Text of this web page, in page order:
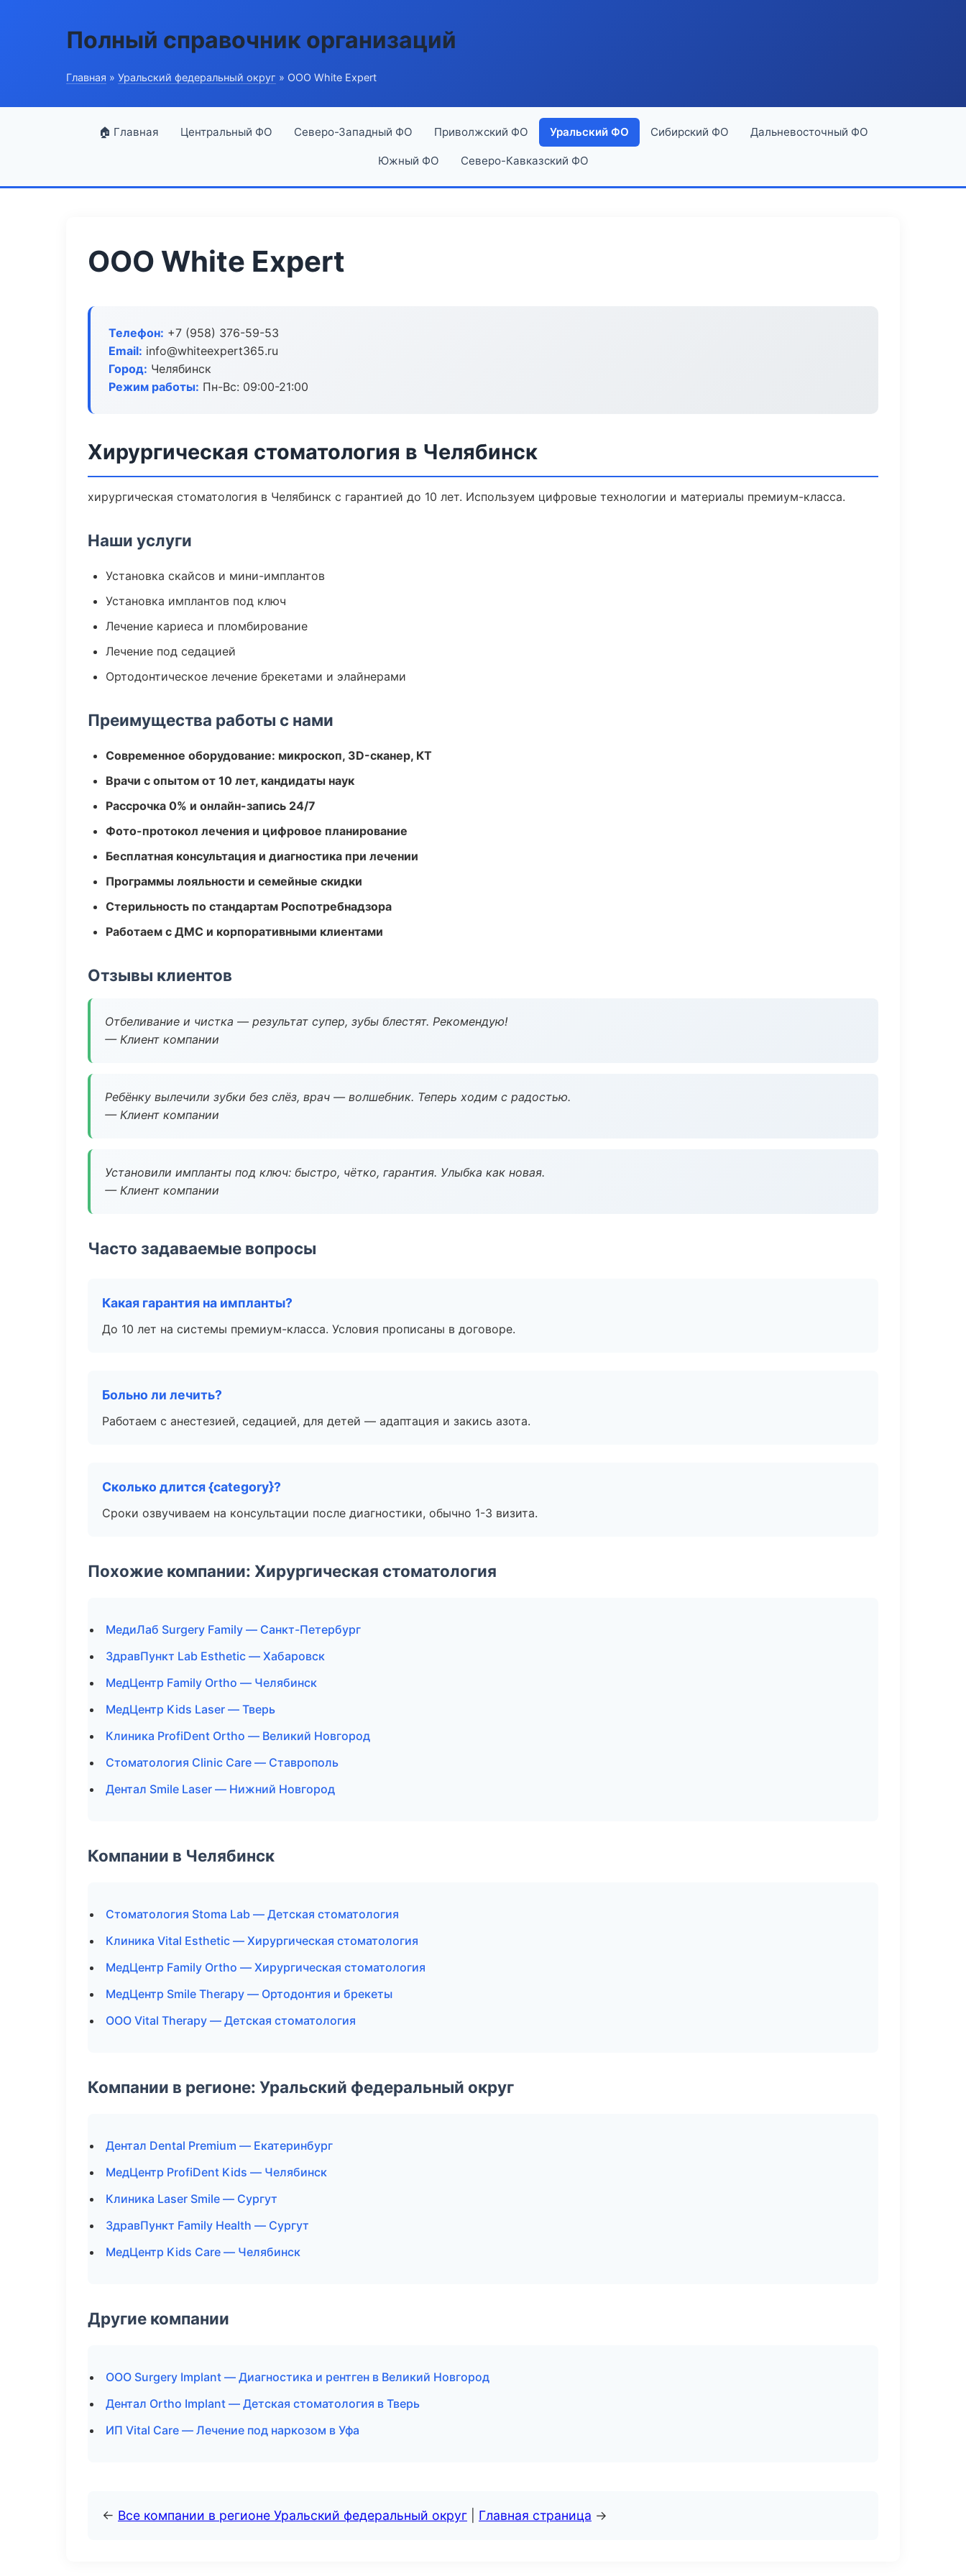
Полный справочник организаций
Главная » Уральский федеральный округ » ООО White Expert
🏠 Главная Центральный ФО Северо-Западный ФО Приволжский ФО Уральский ФО Сибирский ФО Дальневосточный ФО
Южный ФО Северо-Кавказский ФО
ООО White Expert
Телефон: +7 (958) 376-59-53
Email: info@whiteexpert365.ru
Город: Челябинск
Режим работы: Пн-Вс: 09:00-21:00
Хирургическая стоматология в Челябинск
хирургическая стоматология в Челябинск с гарантией до 10 лет. Используем цифровые технологии и материалы премиум-класса.
Наши услуги
Установка скайсов и мини-имплантов
Установка имплантов под ключ
Лечение кариеса и пломбирование
Лечение под седацией
Ортодонтическое лечение брекетами и элайнерами
Преимущества работы с нами
Современное оборудование: микроскоп, 3D-сканер, КТ
Врачи с опытом от 10 лет, кандидаты наук
Рассрочка 0% и онлайн-запись 24/7
Фото-протокол лечения и цифровое планирование
Бесплатная консультация и диагностика при лечении
Программы лояльности и семейные скидки
Стерильность по стандартам Роспотребнадзора
Работаем с ДМС и корпоративными клиентами
Отзывы клиентов
Отбеливание и чистка — результат супер, зубы блестят. Рекомендую!
— Клиент компании
Ребёнку вылечили зубки без слёз, врач — волшебник. Теперь ходим с радостью.
— Клиент компании
Установили импланты под ключ: быстро, чётко, гарантия. Улыбка как новая.
— Клиент компании
Часто задаваемые вопросы
Какая гарантия на импланты?
До 10 лет на системы премиум-класса. Условия прописаны в договоре.
Больно ли лечить?
Работаем с анестезией, седацией, для детей — адаптация и закись азота.
Сколько длится {category}?
Сроки озвучиваем на консультации после диагностики, обычно 1-3 визита.
Похожие компании: Хирургическая стоматология
МедиЛаб Surgery Family — Санкт-Петербург
ЗдравПункт Lab Esthetic — Хабаровск
МедЦентр Family Ortho — Челябинск
МедЦентр Kids Laser — Тверь
Клиника ProfiDent Ortho — Великий Новгород
Стоматология Clinic Care — Ставрополь
Дентал Smile Laser — Нижний Новгород
Компании в Челябинск
Стоматология Stoma Lab — Детская стоматология
Клиника Vital Esthetic — Хирургическая стоматология
МедЦентр Family Ortho — Хирургическая стоматология
МедЦентр Smile Therapy — Ортодонтия и брекеты
ООО Vital Therapy — Детская стоматология
Компании в регионе: Уральский федеральный округ
Дентал Dental Premium — Екатеринбург
МедЦентр ProfiDent Kids — Челябинск
Клиника Laser Smile — Сургут
ЗдравПункт Family Health — Сургут
МедЦентр Kids Care — Челябинск
Другие компании
ООО Surgery Implant — Диагностика и рентген в Великий Новгород
Дентал Ortho Implant — Детская стоматология в Тверь
ИП Vital Care — Лечение под наркозом в Уфа
← Все компании в регионе Уральский федеральный округ Главная страница →